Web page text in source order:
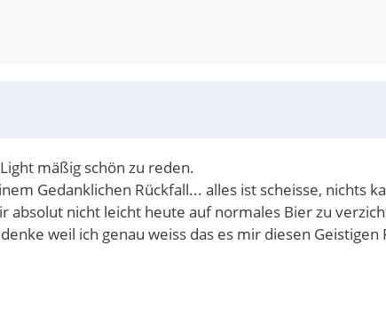
mäßig schön zu reden.
Gedanklichen Rückfall... alles ist scheisse, nichts
absolut nicht leicht heute auf normales Bier zu
weil ich genau weiss das es mir diesen